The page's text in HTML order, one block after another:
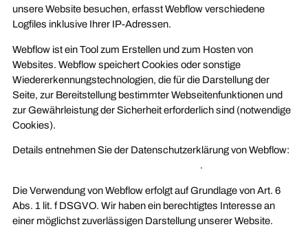
unsere Website besuchen, erfasst Webflow verschiedene
Logfiles inklusive Ihrer IP-Adressen.
Webflow ist ein Tool zum Erstellen und zum Hosten von
Websites. Webflow speichert Cookies oder sonstige
Wiedererkennungstechnologien, die für die Darstellung der
Seite, zur Bereitstellung bestimmter Webseitenfunktionen und
zur Gewährleistung der Sicherheit erforderlich sind (notwendige
Cookies).
Details entnehmen Sie der Datenschutzerklärung von Webflow:
.
Die Verwendung von Webflow erfolgt auf Grundlage von Art. 6
Abs. 1 lit. f DSGVO. Wir haben ein berechtigtes Interesse an
einer möglichst zuverlässigen Darstellung unserer Website.